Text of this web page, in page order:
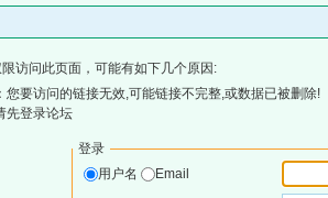
访问此页面，可能有如下几个原因:
您要访问的链接无效,可能链接不完整,或数据已被删除!
先登录论坛
登录
用户名
Email